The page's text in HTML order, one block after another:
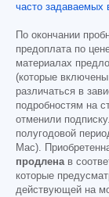
часто задаваемых
По окончании
предоплата по
материалах
(которые
различаться в
подробностям на
отменили
полугодовой
Mac).
продлена в
которые
действующей на